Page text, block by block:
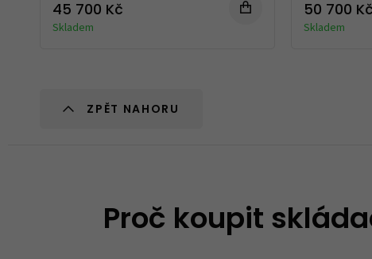
45 700 Kč
Skladem
50 700 Kč
Skladem
ZPĚT NAHORU
Proč koupit